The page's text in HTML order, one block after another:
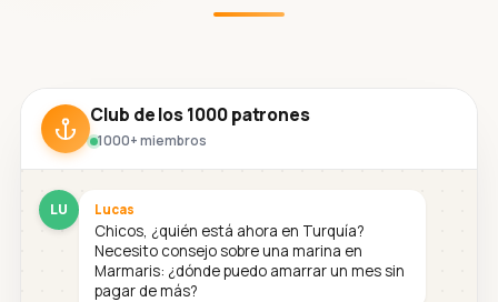
Club de los 1000 patrones
1000+ miembros
LU Lucas
Chicos, ¿quién está ahora en Turquía?
Necesito consejo sobre una marina en
Marmaris: ¿dónde puedo amarrar un mes sin
pagar de más?